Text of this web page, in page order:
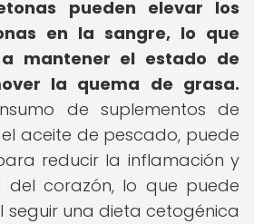
pueden elevar los
en la sangre, lo que
mantener el estado de
la quema de grasa.
de suplementos de
aceite de pescado, puede
reducir la inflamación y
corazón, lo que puede
seguir una dieta cetogénica